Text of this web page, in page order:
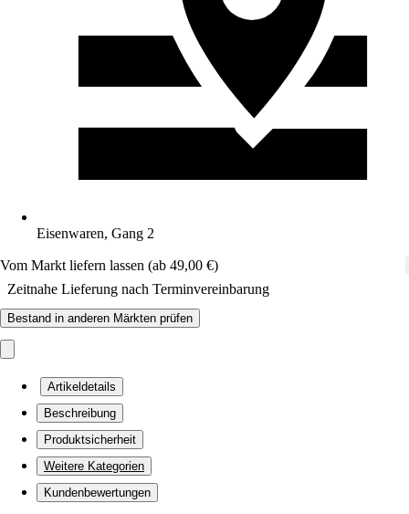
Eisenwaren, Gang 2
Vom Markt liefern lassen (ab 49,00 €)
Zeitnahe Lieferung nach Terminvereinbarung
Bestand in anderen Märkten prüfen
Artikeldetails
Beschreibung
Produktsicherheit
Weitere Kategorien
Kundenbewertungen